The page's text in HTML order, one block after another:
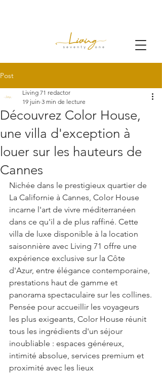
Post
Découvrez Color House,
une villa d'exception à
louer sur les hauteurs de
Cannes
Living 71 redactor
19 juin 3 min de lecture
Nichée dans le prestigieux quartier de
La Californie à Cannes, Color House
incarne l'art de vivre méditerranéen
dans ce qu'il a de plus raffiné. Cette
villa de luxe disponible à la location
saisonnière avec Living 71 offre une
expérience exclusive sur la Côte
d'Azur, entre élégance contemporaine,
prestations haut de gamme et
panorama spectaculaire sur les collines.
Pensée pour accueillir les voyageurs
les plus exigeants, Color House réunit
tous les ingrédients d'un séjour
inoubliable : espaces généreux,
intimité absolue, services premium et
proximité avec les lieux